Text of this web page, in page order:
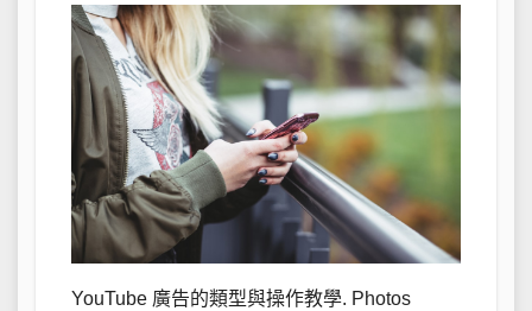
YouTube 廣告的類型與操作教學. Photos